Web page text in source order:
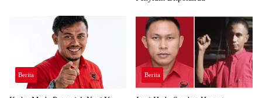
Berita Berita